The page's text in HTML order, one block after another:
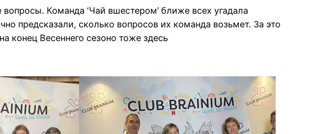
Команда ‘Чай вшестером’ ближе всех угадала
предсказали, сколько вопросов их команда возьмет. За это
конец Весеннего сезоно тоже здесь